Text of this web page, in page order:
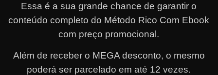
Essa é a sua grande chance de garantir o
conteúdo completo do Método Rico Com Ebook
com preço promocional.
Além de receber o MEGA desconto, o mesmo
poderá ser parcelado em até 12 vezes.